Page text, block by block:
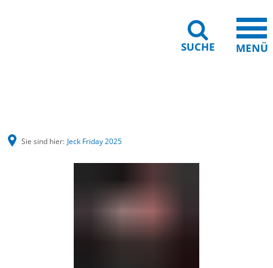
SUCHE MENÜ
Sie sind hier: Jeck Friday 2025